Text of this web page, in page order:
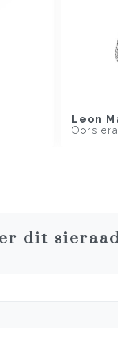
Leon
dit